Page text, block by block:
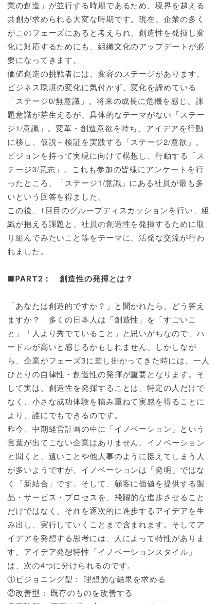
業の創造」が並行する時期であるため、境界を越える
共創が求められる大変な時期です。現在、企業の多く
がこのフェーズにあると考えられ、創造性を発揮し変
化に対応するためにも、組織文化のアップデートが必
要になってきます。
価値創造の挑戦者には、変容のステージがあります。
ビジネス環境の変化に気付かず、変化を諦めている
「ステージ0/無意識」。将来の成長に危機を感じ、課
題意識が芽生えるが、具体的なテーマがない「ステー
ジ1/意識」。変革・創造意欲を持ち、アイデアを行動
に移し、仮説～検証を実践する「ステージ2/意欲」。
ビジョンを持って実現に向けて構想し、行動する「ス
テージ3/意志」。これも参加の皆様にアンケートを行
ったところ、「ステージ1/意識」にある社員が最も多
いという回答を得ました。
この後、1回目のグループディスカッションを行い、組
織が抱える課題と、社員の創造性を発揮するために取
り組んでみたいこと等をテーマに、活発な交流が行わ
れました。
■PART2： 創造性の発揮とは？
「あなたは創造的ですか？」と聞かれたら、どう答え
ますか？ 多くの日本人は「創造性」を「すごいこ
と」「人より秀でていること」と思いがちなので、ハ
ードルが高いと感じるかもしれません。しかしなが
ら、企業がフェーズ3に差し掛かってきた時には、一人
ひとりの自律性・創造性の発揮が重要となります。そ
して実は、創造性を発揮することは、特定の人だけで
なく、小さな成功体験を積み重ねて実感を得ることに
より、誰にでもできるのです。
昨今、中期経営計画の中に「イノベーション」という
言葉が出てこない企業はありません。イノベーション
と聞くと、遠いことや他人事のように捉えてしまう人
が多いようですが、イノベーションは「発明」ではな
く「新結合」です。そして、顧客に価値を提供する製
品・サービス・プロセスを、飛躍的な進歩させること
だけではなく、それを逐次的に進歩するアイデアを生
み出し、実行していくことまで含まれます。そしてア
イデアを発想する思考には、人によって特性がありま
す。アイデア発想特性「イノベーションスタイル」
は、次の4つに分けられるのです。
①ビジョニング型： 理想的な結果を求める
②改善型： 既存のものを改善する